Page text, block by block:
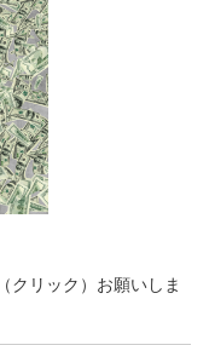
リック）お願いしま